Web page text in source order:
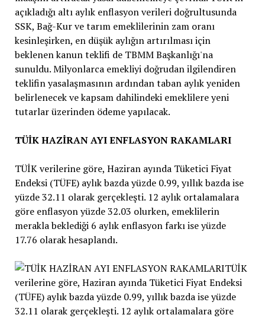
TÜİK HAZİRAN AYI ENFLASYON RAKAMLARI
TÜİK verilerine göre, Haziran ayında Tüketici Fiyat
Endeksi (TÜFE) aylık bazda yüzde 0.99, yıllık bazda ise
yüzde 32.11 olarak gerçekleşti. 12 aylık ortalamalara
göre enflasyon yüzde 32.03 olurken, emeklilerin
merakla beklediği 6 aylık enflasyon farkı ise yüzde
17.76 olarak hesaplandı.